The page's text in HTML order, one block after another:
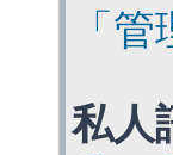
「
私人